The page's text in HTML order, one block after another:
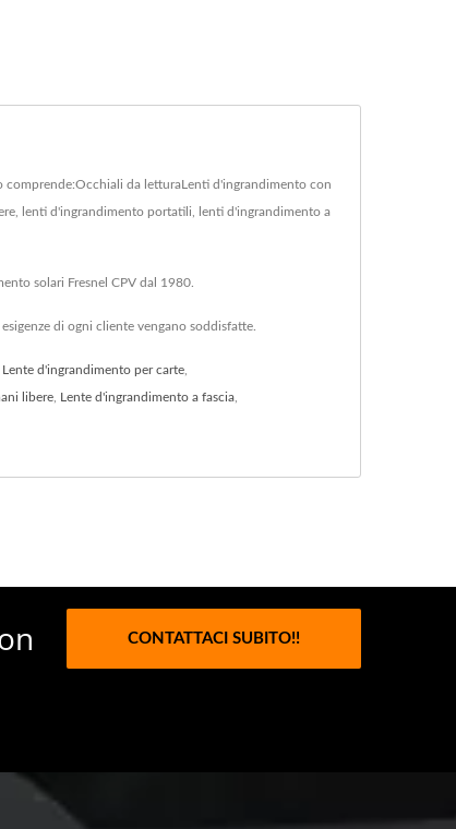
comprende:Occhiali da letturaLenti d'ingrandimento con
lenti d'ingrandimento portatili, lenti d'ingrandimento a
solari Fresnel CPV dal 1980.
di ogni cliente vengano soddisfatte.
Lente d'ingrandimento per carte
libere Lente d'ingrandimento a fascia
CONTATTACI SUBITO!!